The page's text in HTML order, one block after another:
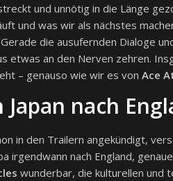
und unnötig in die Länge
und was wir als nächstes
die ausufernden Dialoge
etwas an den Nerven zehren.
– genauso wie wir es von Ace
Japan nach
in den Trailern angekündigt,
irgendwann nach England,
wunderbar, die kulturellen und